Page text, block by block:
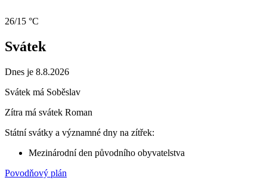
26/15 °C
Svátek
Dnes je 8.8.2026
Svátek má Soběslav
Zítra má svátek Roman
Státní svátky a významné dny na zítřek:
Mezinárodní den původního obyvatelstva
Povodňový plán